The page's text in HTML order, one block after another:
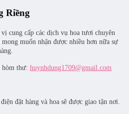
Riềng
cung cấp các dịch vụ hoa tươi chuyên
muốn nhận được nhiều hơn nữa sự
thư: huynhdung1709@gmail.com
đặt hàng và hoa sẽ được giao tận nơi.